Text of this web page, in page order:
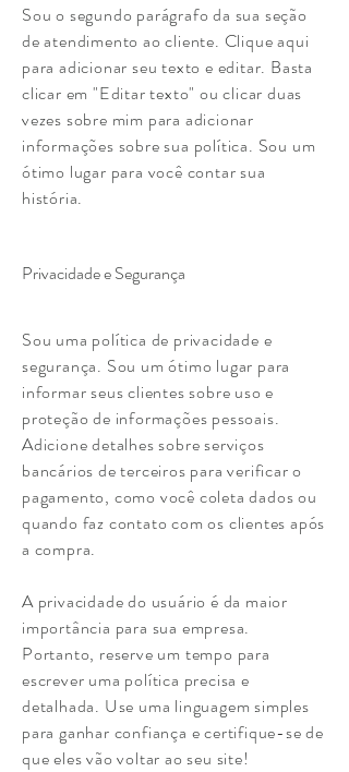
Sou o segundo parágrafo da sua seção
de atendimento ao cliente. Clique aqui
para adicionar seu texto e editar. Basta
clicar em "Editar texto" ou clicar duas
vezes sobre mim para adicionar
informações sobre sua política. Sou um
ótimo lugar para você contar sua
história.
Privacidade e Segurança
Sou uma política de privacidade e
segurança. Sou um ótimo lugar para
informar seus clientes sobre uso e
proteção de informações pessoais.
Adicione detalhes sobre serviços
bancários de terceiros para verificar o
pagamento, como você coleta dados ou
quando faz contato com os clientes após
a compra.
A privacidade do usuário é da maior
importância para sua empresa.
Portanto, reserve um tempo para
escrever uma política precisa e
detalhada. Use uma linguagem simples
para ganhar confiança e certifique-se de
que eles vão voltar ao seu site!